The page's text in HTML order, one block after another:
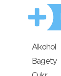
Alkohol
Bagety